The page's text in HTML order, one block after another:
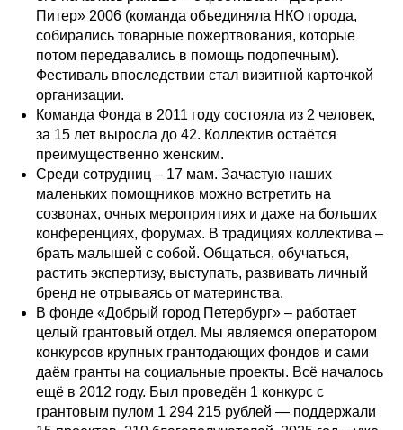
Питер» 2006 (команда объединяла НКО города,
собирались товарные пожертвования, которые
потом передавались в помощь подопечным).
Фестиваль впоследствии стал визитной карточкой
организации.
Команда Фонда в 2011 году состояла из 2 человек,
за 15 лет выросла до 42. Коллектив остаётся
преимущественно женским.
Среди сотрудниц – 17 мам. Зачастую наших
маленьких помощников можно встретить на
созвонах, очных мероприятиях и даже на больших
конференциях, форумах. В традициях коллектива –
брать малышей с собой. Общаться, обучаться,
растить экспертизу, выступать, развивать личный
бренд не отрываясь от материнства.
В фонде «Добрый город Петербург» – работает
целый грантовый отдел. Мы являемся оператором
конкурсов крупных грантодающих фондов и сами
даём гранты на социальные проекты. Всё началось
ещё в 2012 году. Был проведён 1 конкурс с
грантовым пулом 1 294 215 рублей — поддержали